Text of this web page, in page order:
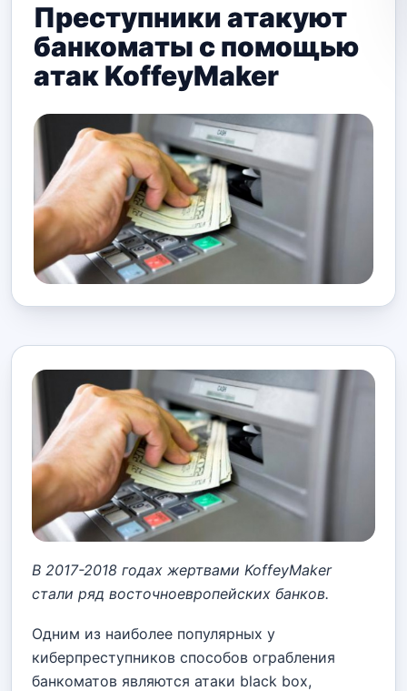
Преступники атакуют
банкоматы с помощью
атак KoffeyMaker
В 2017-2018 годах жертвами KoffeyMaker
стали ряд восточноевропейских банков.
Одним из наиболее популярных у
киберпреступников способов ограбления
банкоматов являются атаки black box,